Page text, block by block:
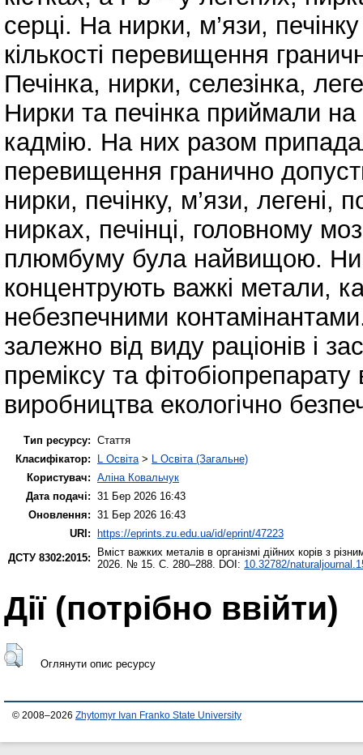
серці. На нирки, м’язи,
кількості перевищення
Печінка, нирки, селезінка,
Нирки та печінка приймали
кадмію. На них разом
перевищення гранично
нирки, печінку, м’язи, легені,
нирках, печінці, головному
плюмбуму була найвищою.
концентрують важкі метали,
небезпечними
залежно від виду раціонів і
преміксу та
виробництва екологічно
Тип ресурсу: Стаття
Класифікатор:
L Освіта > L Освіта (Загальне)
Користувач: Аліна Ковальчук
Дата подачі: 31 Бер 2026 16:43
Оновлення: 31 Бер 2026 16:43
URI: https://eprints.zu.edu.ua/id/eprint/47223
ДСТУ 8302:2015:
Вміст важких металів в організмі дійних корів з
2026. № 15. С. 280–288. DOI: 10.32782/
Дії ​​(потрібно ввійти)
Оглянути опис ресурсу
© 2008–2026 Zhytomyr Ivan Franko State University